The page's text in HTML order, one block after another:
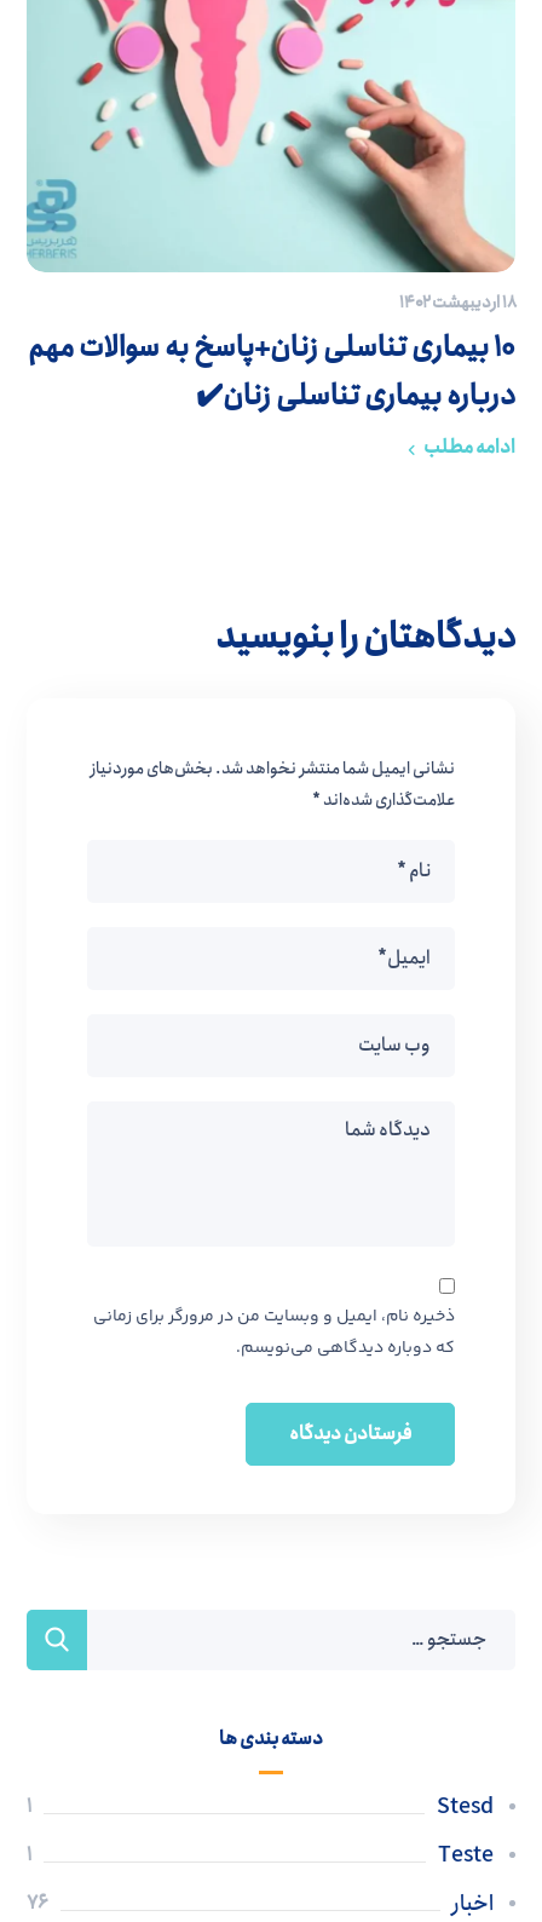
۱۸ اردیبهشت ۱۴۰۲
10 بیماری تناسلی زنان+پاسخ به سوالات مهم
درباره بیماری تناسلی زنان✔️
ادامه مطلب
دیدگاهتان را بنویسید
نشانی ایمیل شما منتشر نخواهد شد.بخش‌های موردنیاز
علامت‌گذاری شده‌اند*
ذخیره نام، ایمیل و وبسایت من در مرورگر برای زمانی
که دوباره دیدگاهی می‌نویسم.
دسته بندی ها
Stesd
1
Teste
1
اخبار 76